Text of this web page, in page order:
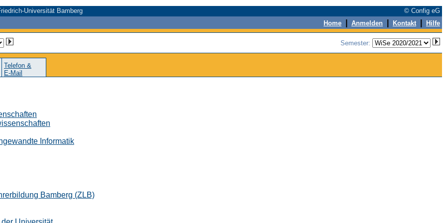
Universität Bamberg
© Config eG
Home
Anmelden Kontakt Hilfe
Semester:
Telefon &
E-Mail
Informatik
Bamberg (ZLB)